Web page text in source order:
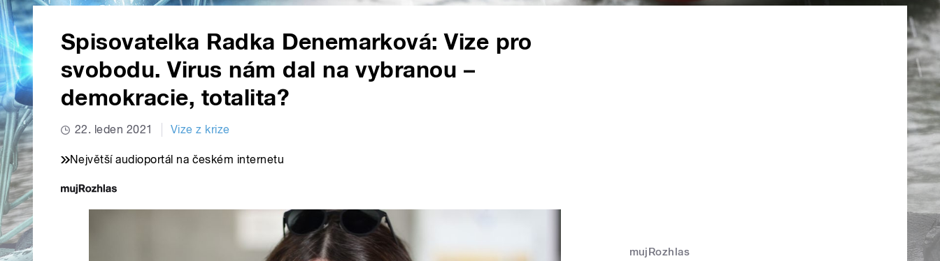
Spisovatelka Radka Denemarková: Vize pro
svobodu. Virus nám dal na vybranou –
demokracie, totalita?
22. leden 2021 Vize z krize
Největší audioportál na českém internetu
mujRozhlas